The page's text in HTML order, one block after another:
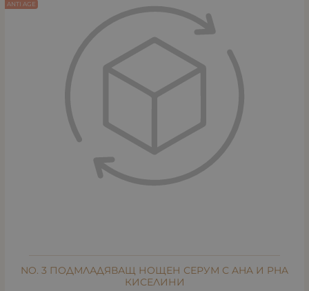
NO. 3 ПОДМЛАДЯВАЩ НОЩЕН СЕРУМ С AHA И PHA
КИСЕЛИНИ
ANTI AGE